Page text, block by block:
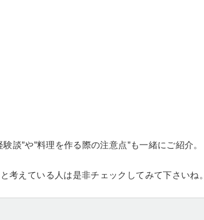
談”や”料理を作る際の注意点”も一緒にご紹介。
考えている人は是非チェックしてみて下さいね。